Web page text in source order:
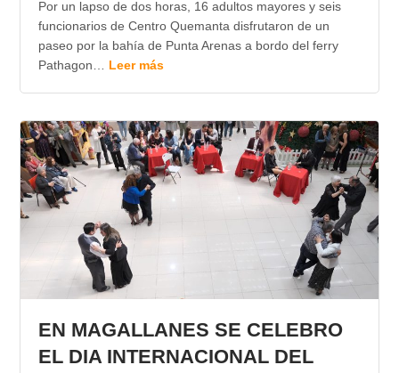
Por un lapso de dos horas, 16 adultos mayores y seis
funcionarios de Centro Quemanta disfrutaron de un
paseo por la bahía de Punta Arenas a bordo del ferry
Pathagon… Leer más
EN MAGALLANES SE CELEBRO
EL DIA INTERNACIONAL DEL